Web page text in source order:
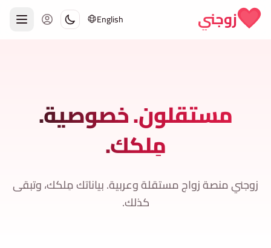
Skip to contentزوجني English
مستقلون. خصوصية.
مِلكك.
زوجني منصة زواج مستقلة وعربية. بياناتك مِلكك، وتبقى
كذلك.